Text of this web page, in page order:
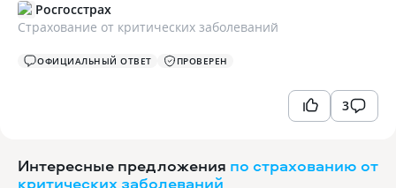
Росгосстрах
Страхование от критических заболеваний
ОФИЦИАЛЬНЫЙ ОТВЕТ ПРОВЕРЕН
3
Интересные предложения по страхованию от
критических заболеваний